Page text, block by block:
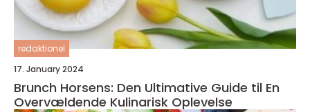
redaktionel
17. January 2024
Brunch Horsens: Den Ultimative Guide til En
Overvældende Kulinarisk Oplevelse